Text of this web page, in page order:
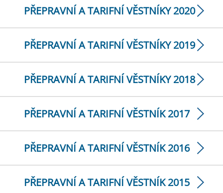
PŘEPRAVNÍ A TARIFNÍ VĚSTNÍKY 2020
PŘEPRAVNÍ A TARIFNÍ VĚSTNÍKY 2019
PŘEPRAVNÍ A TARIFNÍ VĚSTNÍKY 2018
PŘEPRAVNÍ A TARIFNÍ VĚSTNÍK 2017
PŘEPRAVNÍ A TARIFNÍ VĚSTNÍK 2016
PŘEPRAVNÍ A TARIFNÍ VĚSTNÍK 2015